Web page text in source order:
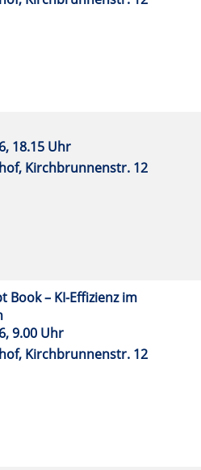
18.15 Uhr
Kirchbrunnenstr. 12
– KI-Effizienz im
9.00 Uhr
Kirchbrunnenstr. 12